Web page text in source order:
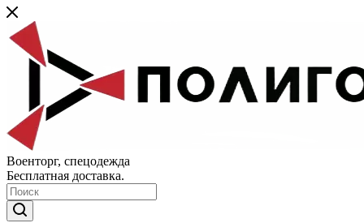
Военторг, спецодежда
Бесплатная доставка.